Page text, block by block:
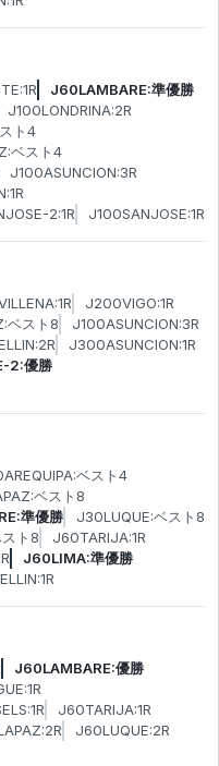
J60LAMBARE:準優勝
J100LONDRINA:2R
ト4
ベスト4
J100ASUNCION:3R
2:1R J100SANJOSE:1R
J200VIGO:1R
ベスト8
J100ASUNCION:3R
J300ASUNCION:1R
2:優勝
ベスト4
ベスト8
準優勝
J30LUQUE:ベスト8
ト8
J60TARIJA:1R
J60LIMA:準優勝
J60LAMBARE:優勝
J60TARIJA:1R
J60LUQUE:2R